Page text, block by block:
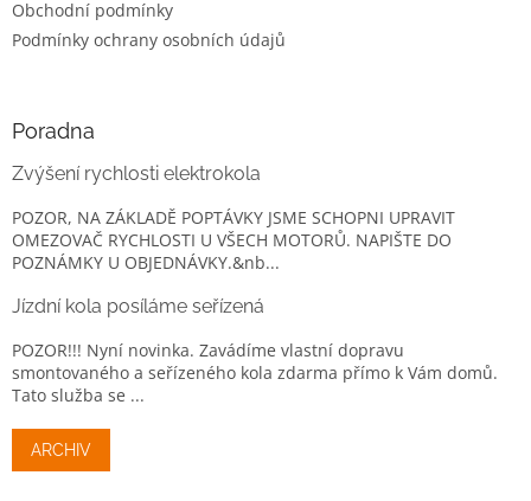
Obchodní podmínky
Podmínky ochrany osobních údajů
Poradna
Zvýšení rychlosti elektrokola
POZOR, NA ZÁKLADĚ POPTÁVKY JSME SCHOPNI UPRAVIT
OMEZOVAČ RYCHLOSTI U VŠECH MOTORŮ. NAPIŠTE DO
POZNÁMKY U OBJEDNÁVKY.&nb...
Jízdní kola posíláme seřízená
POZOR!!! Nyní novinka. Zavádíme vlastní dopravu
smontovaného a seřízeného kola zdarma přímo k Vám domů.
Tato služba se ...
ARCHIV